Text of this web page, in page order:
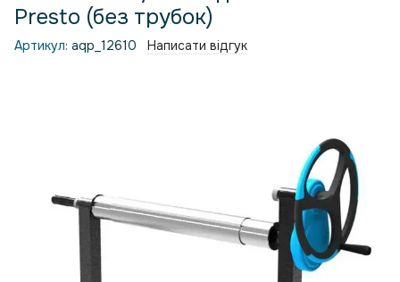
Presto (без трубок)
Артикул: aqp_12610 Написати відгук